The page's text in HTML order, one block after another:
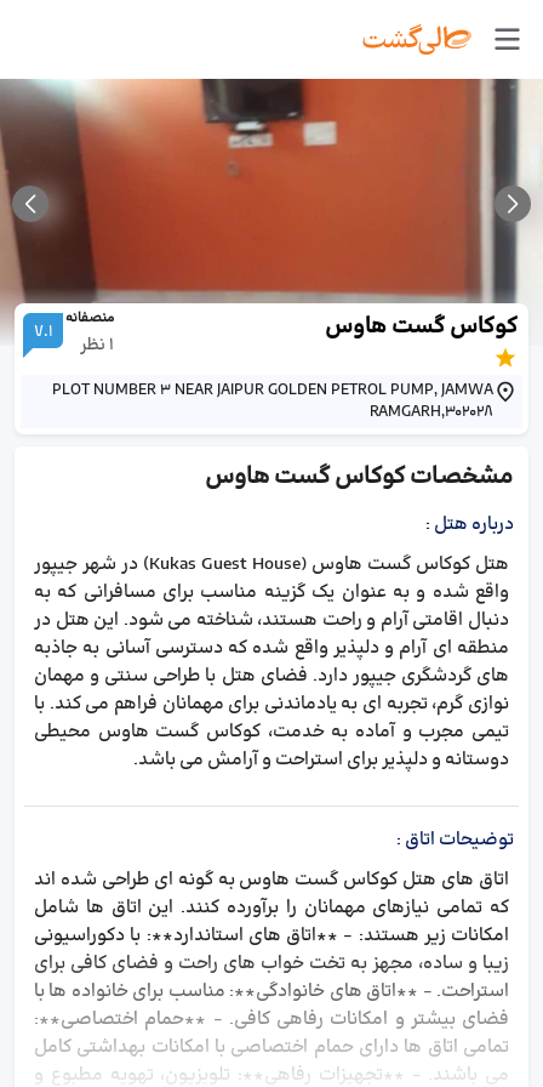
کوکاس گست هاوس منصفانه
1 نظر 7.1
PLOT NUMBER 3 NEAR JAIPUR GOLDEN PETROL PUMP, JAMWA
RAMGARH,302028
مشخصاتکوکاس گست هاوس
درباره هتل :
هتل کوکاس گست هاوس (Kukas Guest House) در شهر جیپور
واقع شده و به عنوان یک گزینه مناسب برای مسافرانی که به
دنبال اقامتی آرام و راحت هستند، شناخته می شود. این هتل در
منطقه ای آرام و دلپذیر واقع شده که دسترسی آسانی به جاذبه
های گردشگری جیپور دارد. فضای هتل با طراحی سنتی و مهمان
نوازی گرم، تجربه ای به یادماندنی برای مهمانان فراهم می کند. با
تیمی مجرب و آماده به خدمت، کوکاس گست هاوس محیطی
دوستانه و دلپذیر برای استراحت و آرامش می باشد.
توضیحات اتاق :
اتاق های هتل کوکاس گست هاوس به گونه ای طراحی شده اند
که تمامی نیازهای مهمانان را برآورده کنند. این اتاق ها شامل
امکانات زیر هستند: - **اتاق های استاندارد**: با دکوراسیونی
زیبا و ساده، مجهز به تخت خواب های راحت و فضای کافی برای
استراحت. - **اتاق های خانوادگی**: مناسب برای خانواده ها با
فضای بیشتر و امکانات رفاهی کافی. - **حمام اختصاصی**:
تمامی اتاق ها دارای حمام اختصاصی با امکانات بهداشتی کامل
می باشند. - **تجهیزات رفاهی**: تلویزیون، تهویه مطبوع و